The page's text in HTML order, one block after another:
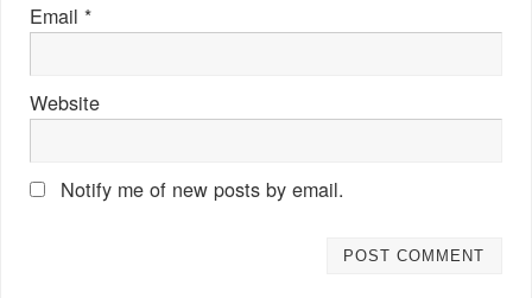
Email*
Website
Notify me of new posts by email.